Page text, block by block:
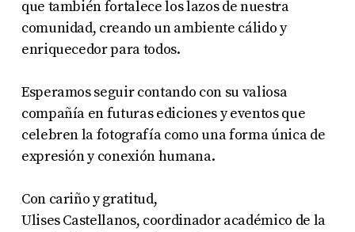
que también fortalece los lazos de nuestra
comunidad, creando un ambiente cálido y
enriquecedor para todos.
Esperamos seguir contando con su valiosa
compañía en futuras ediciones y eventos que
celebren la fotografía como una forma única de
expresión y conexión humana.
Con cariño y gratitud,
Ulises Castellanos, coordinador académico de la